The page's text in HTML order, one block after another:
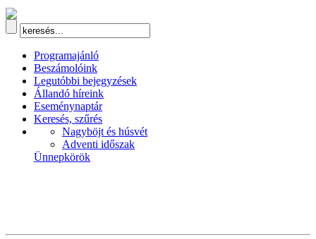
Programajánló
Beszámolóink
Legutóbbi bejegyzések
Állandó híreink
Eseménynaptár
Keresés, szűrés
Nagyböjt és húsvét
Adventi időszak
Ünnepkörök